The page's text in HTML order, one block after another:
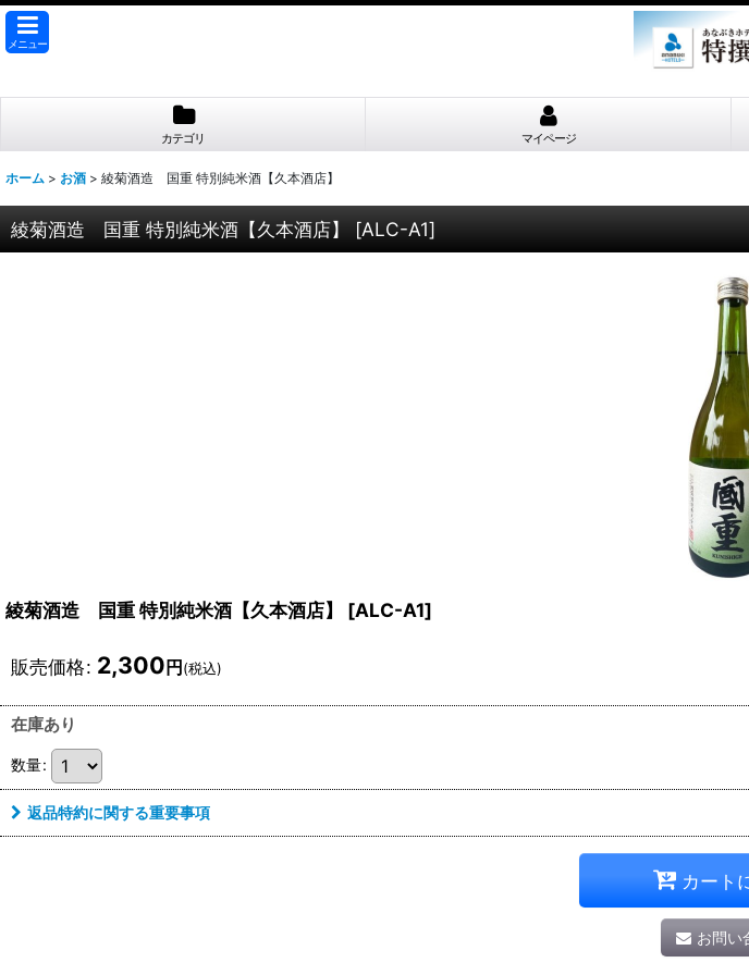
メニュー
カテゴリ マイページ
ホーム > お酒 > 綾菊酒造 国重 特別純米酒【久本酒店】
綾菊酒造 国重 特別純米酒【久本酒店】 [ALC-A1]
綾菊酒造 国重 特別純米酒【久本酒店】 [ALC-A1]
販売価格: 2,300 円 (税込)
在庫あり
数量:
返品特約に関する重要事項
カート
お問い